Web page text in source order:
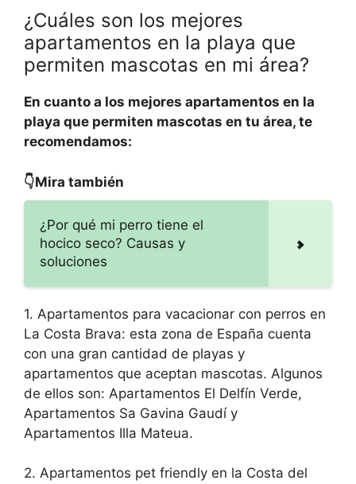
¿Cuáles son los mejores
apartamentos en la playa que
permiten mascotas en mi área?
En cuanto a los mejores apartamentos en la
playa que permiten mascotas en tu área, te
recomendamos:
👇Mira también
¿Por qué mi perro tiene el
hocico seco? Causas y
soluciones
1. Apartamentos para vacacionar con perros en
La Costa Brava: esta zona de España cuenta
con una gran cantidad de playas y
apartamentos que aceptan mascotas. Algunos
de ellos son: Apartamentos El Delfín Verde,
Apartamentos Sa Gavina Gaudí y
Apartamentos Illa Mateua.
2. Apartamentos pet friendly en la Costa del